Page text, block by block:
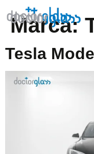
Marca:
Tesla